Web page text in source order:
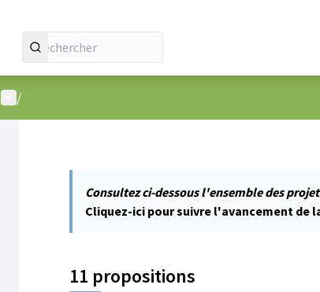
Menu utilisateur
/
Consultez ci-dessous l'ensemble des
Cliquez-ici pour suivre l'avancement de
11 propositions